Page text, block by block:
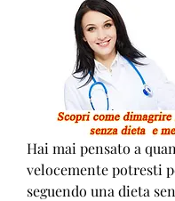
Hai mai pensato a
velocemente potresti
seguendo una dieta